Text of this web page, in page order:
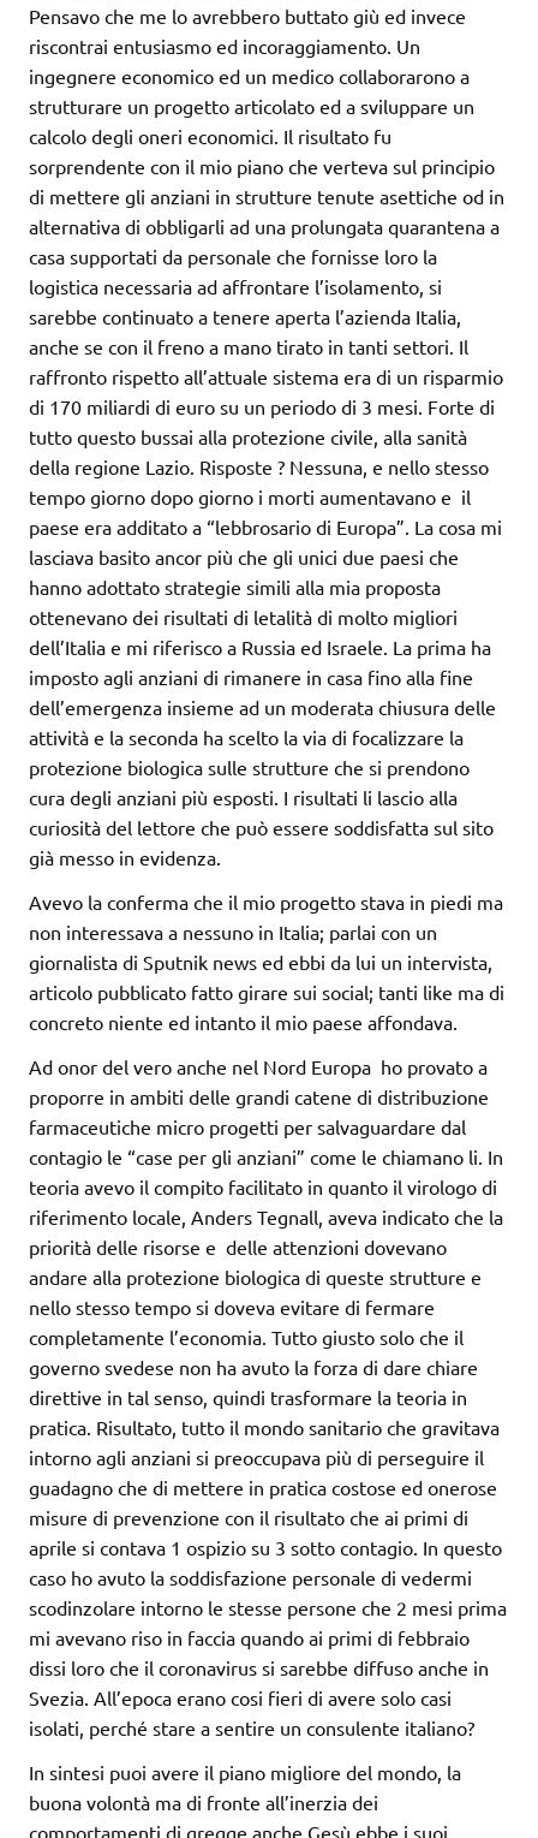
Pensavo che me lo avrebbero buttato giù ed invece
riscontrai entusiasmo ed incoraggiamento. Un
ingegnere economico ed un medico collaborarono a
strutturare un progetto articolato ed a sviluppare un
calcolo degli oneri economici. Il risultato fu
sorprendente con il mio piano che verteva sul principio
di mettere gli anziani in strutture tenute asettiche od in
alternativa di obbligarli ad una prolungata quarantena a
casa supportati da personale che fornisse loro la
logistica necessaria ad affrontare l’isolamento, si
sarebbe continuato a tenere aperta l’azienda Italia,
anche se con il freno a mano tirato in tanti settori. Il
raffronto rispetto all’attuale sistema era di un risparmio
di 170 miliardi di euro su un periodo di 3 mesi. Forte di
tutto questo bussai alla protezione civile, alla sanità
della regione Lazio. Risposte ? Nessuna, e nello stesso
tempo giorno dopo giorno i morti aumentavano e il
paese era additato a “lebbrosario di Europa”. La cosa mi
lasciava basito ancor più che gli unici due paesi che
hanno adottato strategie simili alla mia proposta
ottenevano dei risultati di letalità di molto migliori
dell’Italia e mi riferisco a Russia ed Israele. La prima ha
imposto agli anziani di rimanere in casa fino alla fine
dell’emergenza insieme ad un moderata chiusura delle
attività e la seconda ha scelto la via di focalizzare la
protezione biologica sulle strutture che si prendono
cura degli anziani più esposti. I risultati li lascio alla
curiosità del lettore che può essere soddisfatta sul sito
già messo in evidenza.
Avevo la conferma che il mio progetto stava in piedi ma
non interessava a nessuno in Italia; parlai con un
giornalista di Sputnik news ed ebbi da lui un intervista,
articolo pubblicato fatto girare sui social; tanti like ma di
concreto niente ed intanto il mio paese affondava.
Ad onor del vero anche nel Nord Europa ho provato a
proporre in ambiti delle grandi catene di distribuzione
farmaceutiche micro progetti per salvaguardare dal
contagio le “case per gli anziani” come le chiamano li. In
teoria avevo il compito facilitato in quanto il virologo di
riferimento locale, Anders Tegnall, aveva indicato che la
priorità delle risorse e delle attenzioni dovevano
andare alla protezione biologica di queste strutture e
nello stesso tempo si doveva evitare di fermare
completamente l’economia. Tutto giusto solo che il
governo svedese non ha avuto la forza di dare chiare
direttive in tal senso, quindi trasformare la teoria in
pratica. Risultato, tutto il mondo sanitario che gravitava
intorno agli anziani si preoccupava più di perseguire il
guadagno che di mettere in pratica costose ed onerose
misure di prevenzione con il risultato che ai primi di
aprile si contava 1 ospizio su 3 sotto contagio. In questo
caso ho avuto la soddisfazione personale di vedermi
scodinzolare intorno le stesse persone che 2 mesi prima
mi avevano riso in faccia quando ai primi di febbraio
dissi loro che il coronavirus si sarebbe diffuso anche in
Svezia. All’epoca erano cosi fieri di avere solo casi
isolati, perché stare a sentire un consulente italiano?
In sintesi puoi avere il piano migliore del mondo, la
buona volontà ma di fronte all’inerzia dei
comportamenti di gregge anche Gesù ebbe i suoi